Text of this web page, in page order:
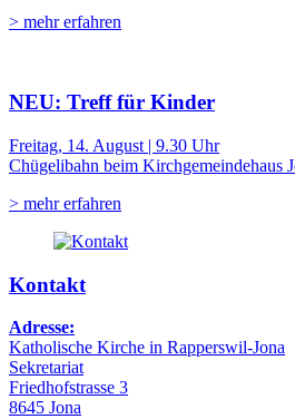
> mehr erfahren
NEU: Treff für Kinder
Freitag, 14. August | 9.30 Uhr
Chügelibahn beim Kirchgemeindehaus
> mehr erfahren
Kontakt
Adresse:
Katholische Kirche in Rapperswil-Jona
Sekretariat
Friedhofstrasse 3
8645 Jona